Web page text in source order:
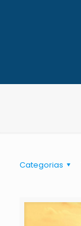
Categorias